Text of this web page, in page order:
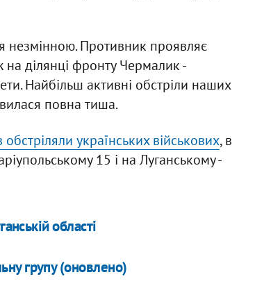
незмінною. Противник проявляє
на ділянці фронту Чермалик -
Найбільш активні обстріли наших
повна тиша.
українських військових, в
15 і на Луганському -
області
групу (оновлено)